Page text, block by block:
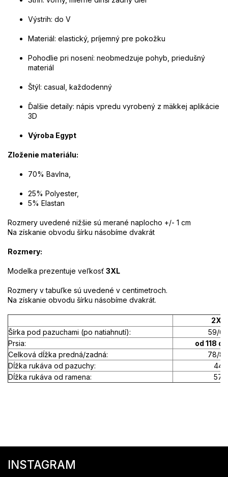
Výstrih: do V
Materiál: elastický, príjemný pre pokožku
Pohodlie pri nosení: neobmedzuje pohyb, priedušný
materiál
Štýl: casual, každodenný
Ďalšie detaily: nápis vpredu vyrobený z mäkkej aplikácie
3D
Výroba Egypt
Zloženie materiálu:
70% Bavlna,
25% Polyester,
5% Elastan
Rozmery uvedené nižšie sú merané naplocho +/- 1 cm
Na získanie obvodu šírku násobíme dvakrát
Rozmery:
Modelka prezentuje veľkosť 3XL
Rozmery v tabuľke sú uvedené v centimetroch.
Na získanie obvodu šírku násobíme dvakrát.
2XL
Šírka pod pazuchami (po natiahnutí):
59/62
Prsia:
od 118
Celková dĺžka predná/zadná:
78/87
Dĺžka rukáva od pazuchy:
44
Dĺžka rukáva od ramena:
57
INSTAGRAM